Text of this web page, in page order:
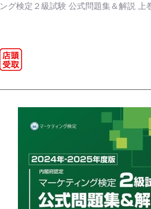
グ検定２級試験 公式問題集＆解説